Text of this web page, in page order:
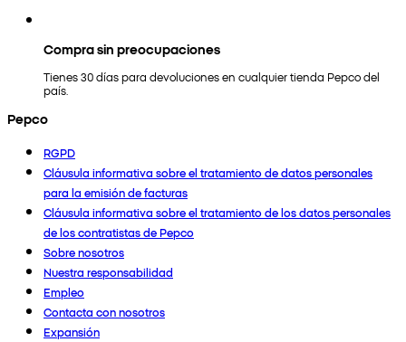
Compra sin preocupaciones
Tienes 30 días para devoluciones en cualquier tienda Pepco del
país.
Pepco
RGPD
Cláusula informativa sobre el tratamiento de datos personales
para la emisión de facturas
Cláusula informativa sobre el tratamiento de los datos personales
de los contratistas de Pepco
Sobre nosotros
Nuestra responsabilidad
Empleo
Contacta con nosotros
Expansión